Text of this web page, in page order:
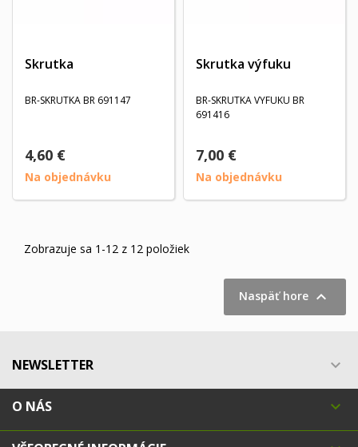
Skrutka
BR-SKRUTKA BR 691147
4,60 €
Na objednávku
Skrutka výfuku
BR-SKRUTKA VYFUKU BR
691416
7,00 €
Na objednávku
Zobrazuje sa 1-12 z 12 položiek
Naspäť hore 
NEWSLETTER 
O NÁS 